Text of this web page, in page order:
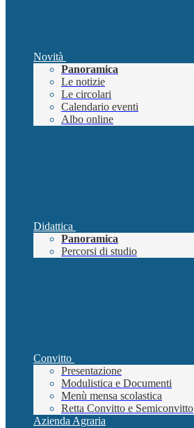
Novità
Panoramica
Le notizie
Le circolari
Calendario eventi
Albo online
Didattica
Panoramica
Percorsi di studio
Convitto
Presentazione
Modulistica e Documenti
Menù mensa scolastica
Retta Convitto e Semiconvitto
Azienda Agraria